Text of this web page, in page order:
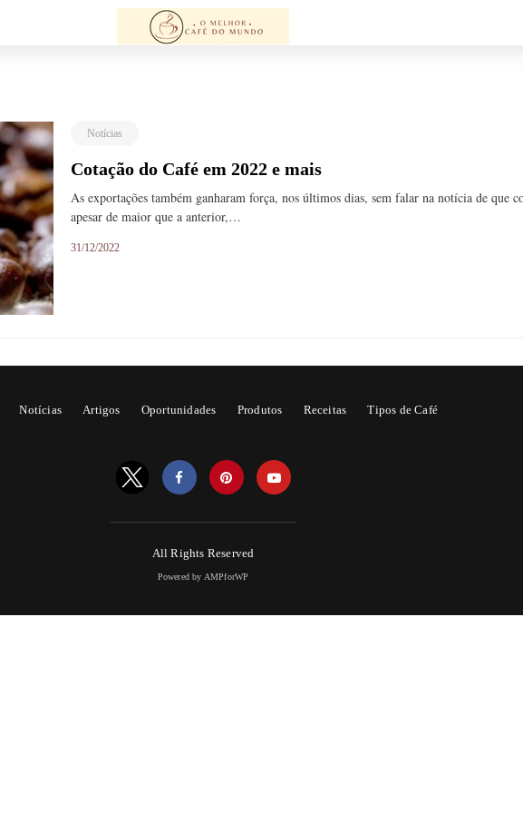
Notícias
Cotação do Café em 2022 e mais
As exportações também ganharam força, nos últimos dias, sem falar na notícia de que
apesar de maior que a anterior,…
31/12/2022
Notícias Artigos Oportunidades Produtos Receitas Tipos de Café
All Rights Reserved
Powered by AMPforWP